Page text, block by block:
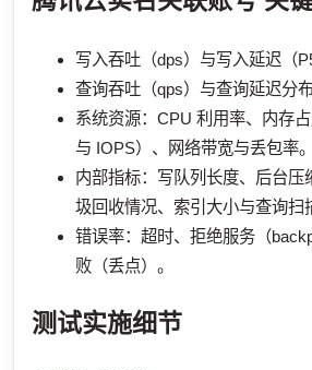
写入吞吐（dps）与写入延迟（
查询吞吐（qps）与查询延迟分布
系统资源：CPU 利用率、内存
与 IOPS）、网络带宽与丢包率。
内部指标：写队列长度、后台压
圾回收情况、索引大小与查询扫
错误率：超时、拒绝服务（
败（丢点）。
测试实施细节